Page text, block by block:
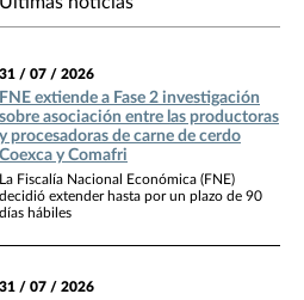
31 / 07 / 2026
FNE extiende a Fase 2 investigación
sobre asociación entre las productoras
y procesadoras de carne de cerdo
Coexca y Comafri
La Fiscalía Nacional Económica (FNE)
decidió extender hasta por un plazo de 90
días hábiles
31 / 07 / 2026